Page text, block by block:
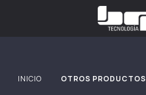
INICIO OTROS PRODUCTOS